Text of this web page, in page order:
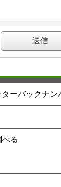
ーバックナン
べる